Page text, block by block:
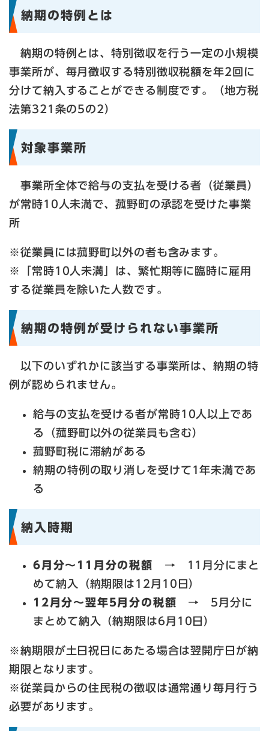
納期の特例とは
納期の特例とは、特別徴収を行う一定の小規模
事業所が、毎月徴収する特別徴収税額を年2回に
分けて納入することができる制度です。（地方税
法第321条の5の2）
対象事業所
事業所全体で給与の支払を受ける者（従業員）
が常時10人未満で、菰野町の承認を受けた事業
所
※従業員には菰野町以外の者も含みます。
※「常時10人未満」は、繁忙期等に臨時に雇用
する従業員を除いた人数です。
納期の特例が受けられない事業所
以下のいずれかに該当する事業所は、納期の特
例が認められません。
給与の支払を受ける者が常時10人以上であ
る（菰野町以外の従業員も含む）
菰野町税に滞納がある
納期の特例の取り消しを受けて1年未満であ
る
納入時期
6月分～11月分の税額
→ 11月分にまと
めて納入（納期限は12月10日）
12月分～翌年5月分の税額 → 5月分に
まとめて納入（納期限は6月10日）
※納期限が土日祝日にあたる場合は翌開庁日が納
期限となります。
※従業員からの住民税の徴収は通常通り毎月行う
必要があります。